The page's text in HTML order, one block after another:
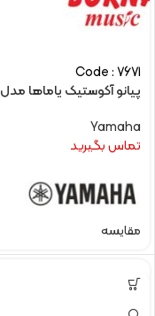
Code : 7671
پیانو آکوستیک یاماها مدل JU109 PE
Yamaha
تماس بگیرید
مقایسه